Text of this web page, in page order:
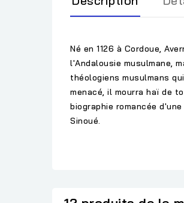
Né en 1126 à Cordoue,
l'Andalousie musulmane,
théologiens musulmans
menacé, il mourra haï de
biographie romancée
Sinoué.